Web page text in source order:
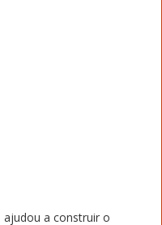
ajudou a construir o